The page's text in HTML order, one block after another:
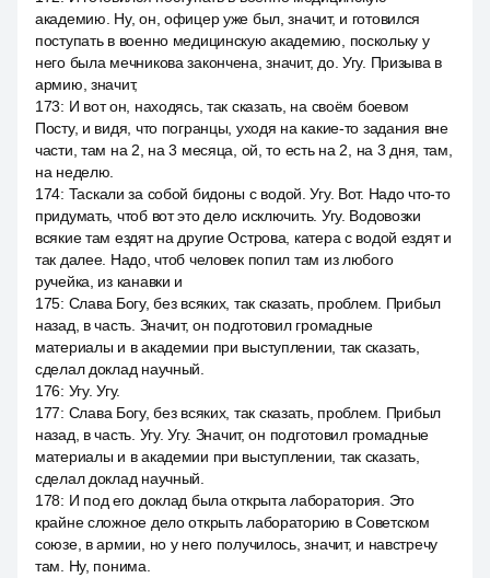
академию. Ну, он, офицер уже был, значит, и готовился
поступать в военно медицинскую академию, поскольку у
него была мечникова закончена, значит, до. Угу. Призыва в
армию, значит,
173: И вот он, находясь, так сказать, на своём боевом
Посту, и видя, что погранцы, уходя на какие-то задания вне
части, там на 2, на 3 месяца, ой, то есть на 2, на 3 дня, там,
на неделю.
174: Таскали за собой бидоны с водой. Угу. Вот. Надо что-то
придумать, чтоб вот это дело исключить. Угу. Водовозки
всякие там ездят на другие Острова, катера с водой ездят и
так далее. Надо, чтоб человек попил там из любого
ручейка, из канавки и
175: Слава Богу, без всяких, так сказать, проблем. Прибыл
назад, в часть. Значит, он подготовил громадные
материалы и в академии при выступлении, так сказать,
сделал доклад научный.
176: Угу. Угу.
177: Слава Богу, без всяких, так сказать, проблем. Прибыл
назад, в часть. Угу. Угу. Значит, он подготовил громадные
материалы и в академии при выступлении, так сказать,
сделал доклад научный.
178: И под его доклад была открыта лаборатория. Это
крайне сложное дело открыть лабораторию в Советском
союзе, в армии, но у него получилось, значит, и навстречу
там. Ну, понима.